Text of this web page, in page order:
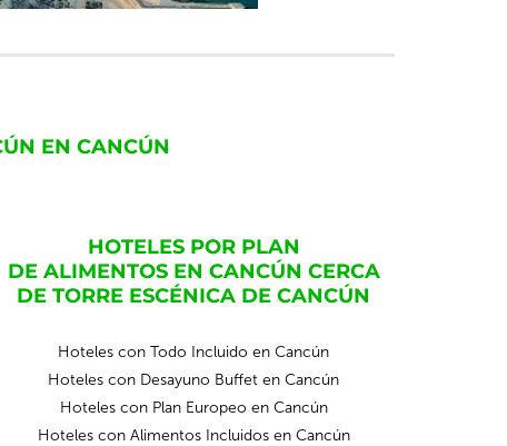
EN CANCÚN
HOTELES POR PLAN
DE ALIMENTOS EN CANCÚN CERCA
DE TORRE ESCÉNICA DE CANCÚN
Hoteles con Todo Incluido en Cancún
Hoteles con Desayuno Buffet en Cancún
Hoteles con Plan Europeo en Cancún
Hoteles con Alimentos Incluidos en Cancún